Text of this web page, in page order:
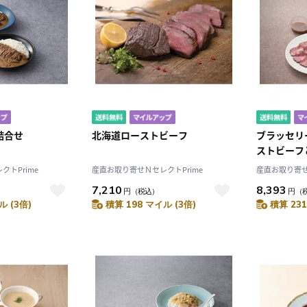
合せ
クトPrime
(3倍)
北海道ローストビーフ
産直お取り寄せＮセレクトPrime
7,210 円 （税込）
積算 198 マイル (3倍)
ブラッセ
ストビー
産直お取り寄
8,393 円
積算